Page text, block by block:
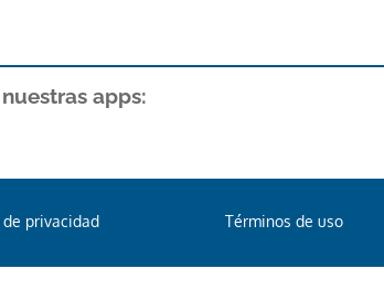
apps:
privacidad Términos de uso